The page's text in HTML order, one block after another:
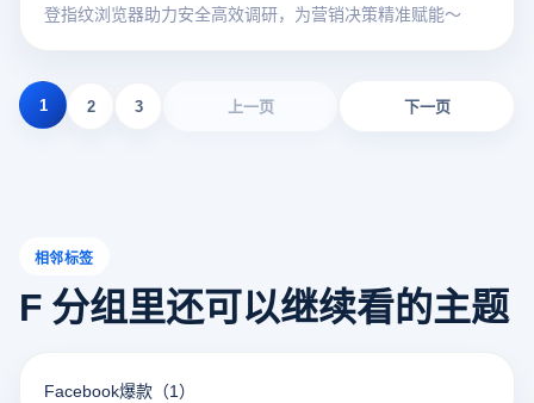
登指纹浏览器助力安全高效调研，为营销决策精准赋能～
上一页
1 2 3 下一页
相邻标签
F 分组里还可以继续看的主题
Facebook爆款 （1）